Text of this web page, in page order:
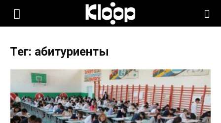
KLOOP.KG
Новости
Тег: абитуриенты